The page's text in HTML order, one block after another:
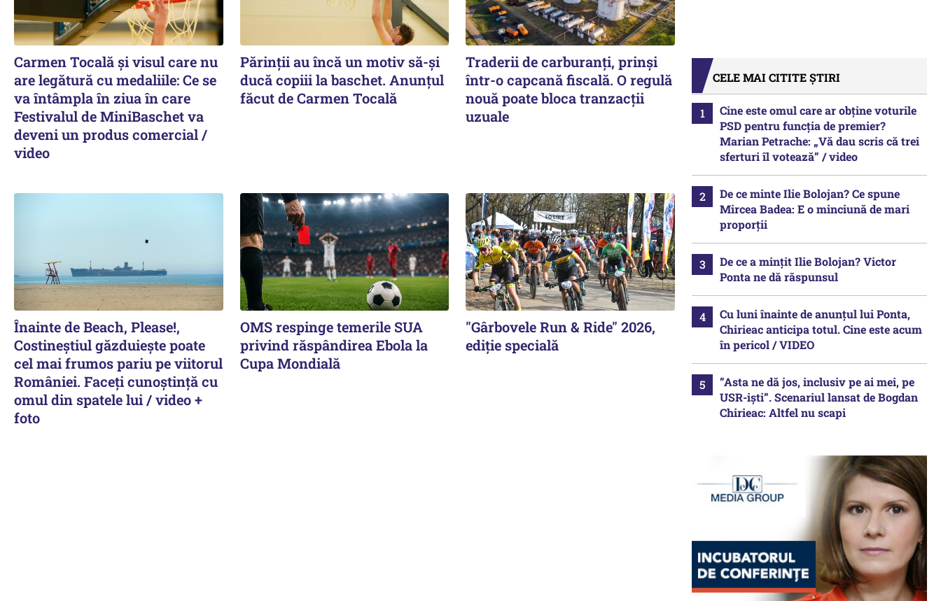
Carmen Tocală și visul care nu
are legătură cu medaliile: Ce se
va întâmpla în ziua în care
Festivalul de MiniBaschet va
deveni un produs comercial /
video
Părinții au încă un motiv să-și
ducă copiii la baschet. Anunțul
făcut de Carmen Tocală
Traderii de carburanți, prinși
într-o capcană fiscală. O regulă
nouă poate bloca tranzacții
uzuale
Înainte de Beach, Please!,
Costineștiul găzduiește poate
cel mai frumos pariu pe viitorul
României. Faceți cunoștință cu
omul din spatele lui / video +
foto
OMS respinge temerile SUA
privind răspândirea Ebola la
Cupa Mondială
"Gârbovele Run & Ride" 2026,
ediție specială
CELE MAI CITITE ȘTIRI
Cine este omul care ar obține voturile
PSD pentru funcția de premier?
Marian Petrache: „Vă dau scris că trei
sferturi îl votează” / video
De ce minte Ilie Bolojan? Ce spune
Mircea Badea: E o minciună de mari
proporții
De ce a mințit Ilie Bolojan? Victor
Ponta ne dă răspunsul
Cu luni înainte de anunțul lui Ponta,
Chirieac anticipa totul. Cine este acum
în pericol / VIDEO
”Asta ne dă jos, inclusiv pe ai mei, pe
USR-iști”. Scenariul lansat de Bogdan
Chirieac: Altfel nu scapi